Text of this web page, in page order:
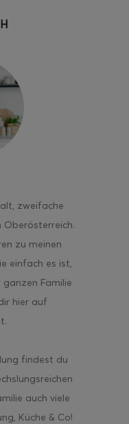
zweifache
Oberösterreich.
zu meinen
einfach es ist,
Familie
hier auf
findest du
auch viele
Küche & Co!